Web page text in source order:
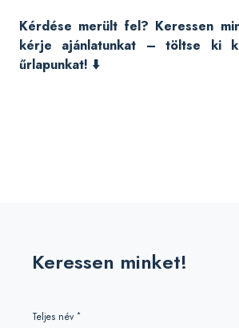
Kérdése merült fel? Keressen
kérje ajánlatunkat – töltse ki
űrlapunkat! ⬇️
Keressen minket!
Teljes név *